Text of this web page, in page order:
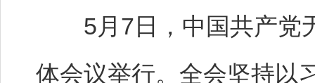
5月7日，中国共产党
体会议举行。全会坚持以